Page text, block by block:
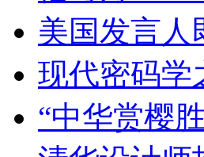
美国发言人
现代密码
“中华赏樱